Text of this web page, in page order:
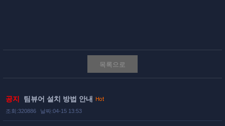
목록으로
공지 팀뷰어 설치 방법 안내
조회:320886 날짜:04-15 13:53